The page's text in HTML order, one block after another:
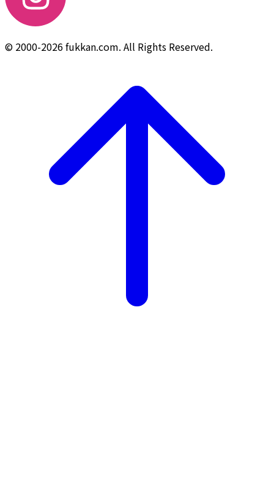
© 2000-2026 fukkan.com. All Rights Reserved.